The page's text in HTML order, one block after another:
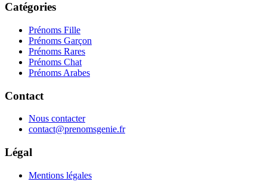
Catégories
Prénoms Fille
Prénoms Garçon
Prénoms Rares
Prénoms Chat
Prénoms Arabes
Contact
Nous contacter
contact@prenomsgenie.fr
Légal
Mentions légales